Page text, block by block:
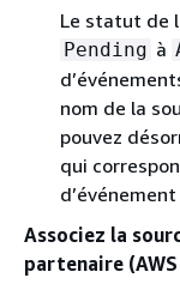
Le statut de
Pending à
nom de la
pouvez
qui
Associez la
partenaire (AWS